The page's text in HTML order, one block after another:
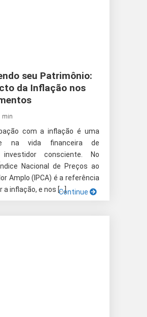
seu Patrimônio:
da Inflação nos
min
com a inflação é uma
na vida financeira de
investidor consciente. No
Nacional de Preços ao
Amplo (IPCA) é a referência
a inflação, e nos […]Continue